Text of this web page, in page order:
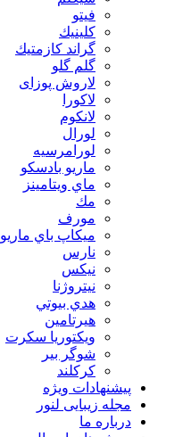
فيتو
كلينيك
گراند كازمتيك
گلم گلو
لاروش پوزای
لاكورا
لانكوم
لورال
لورامرسيه
ماريو بادسكو
ماي ويتامينز
مك
مورف
ميكاپ باي ماريو
نارس
نيكس
نیتروژنا
هدي بيوتي
هیرتامین
ویکتوریا سکرت
شوگر بير
کرکلند
پیشنهادات ویژه
مجله زیبایی لنور
درباره ما